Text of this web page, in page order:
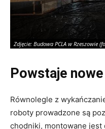
Zdjęcie: Budowa PCLA w Rzeszowie
Powstaje
Równolegle z
roboty prowadzone są
chodniki, montowane